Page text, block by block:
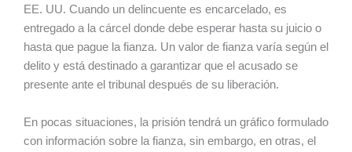
EE. UU. Cuando un delincuente es encarcelado, es
entregado a la cárcel donde debe esperar hasta su juicio o
hasta que pague la fianza. Un valor de fianza varía según el
delito y está destinado a garantizar que el acusado se
presente ante el tribunal después de su liberación.
En pocas situaciones, la prisión tendrá un gráfico formulado
con información sobre la fianza, sin embargo, en otras, el